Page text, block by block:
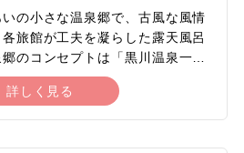
、秋から冬にかけての早朝には
ります。
の小さな温泉郷で、古風な風情
旅館が工夫を凝らした露天風呂
のコンセプトは「黒川温泉一旅
里山の風景すべてを「ひとつの旅
旅館は「離れ部屋」、旅館をつ
と考えて、長年にわたり温泉街
詳しく見る